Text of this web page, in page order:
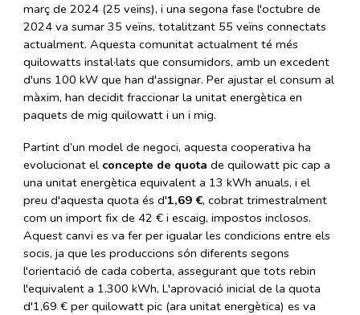
març de 2024 (25 veïns), i una segona fase l'octubre de
2024 va sumar 35 veïns, totalitzant 55 veïns connectats
actualment. Aquesta comunitat actualment té més
quilowatts instal·lats que consumidors, amb un excedent
d'uns 100 kW que han d'assignar. Per ajustar el consum al
màxim, han decidit fraccionar la unitat energètica en
paquets de mig quilowatt i un i mig.
Partint d’un model de negoci, aquesta cooperativa ha
evolucionat el concepte de quota de quilowatt pic cap a
una unitat energètica equivalent a 13 kWh anuals, i el
preu d'aquesta quota és d'1,69 €, cobrat trimestralment
com un import fix de 42 € i escaig, impostos inclosos.
Aquest canvi es va fer per igualar les condicions entre els
socis, ja que les produccions són diferents segons
l'orientació de cada coberta, assegurant que tots rebin
l'equivalent a 1.300 kWh, L'aprovació inicial de la quota
d'1,69 € per quilowatt pic (ara unitat energètica) es va